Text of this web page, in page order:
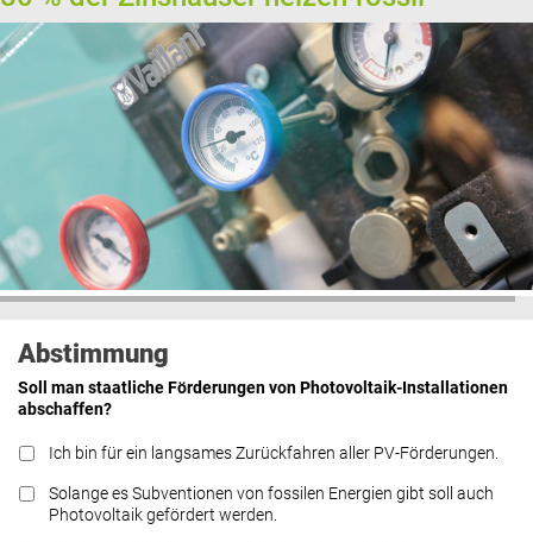
Abstimmung
Soll man staatliche Förderungen von Photovoltaik-Installationen
abschaffen?
Ich bin für ein langsames Zurückfahren aller PV-Förderungen.
Solange es Subventionen von fossilen Energien gibt soll auch
Photovoltaik gefördert werden.